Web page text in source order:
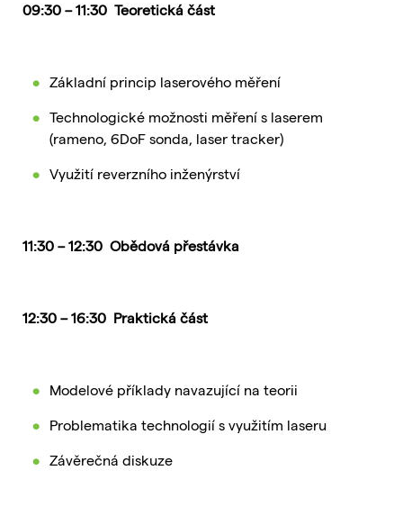
09:30 – 11:30 Teoretická část
Základní princip laserového měření
Technologické možnosti měření s laserem
(rameno, 6DoF sonda, laser tracker)
Využití reverzního inženýrství
11:30 – 12:30 Obědová přestávka
12:30 – 16:30 Praktická část
Modelové příklady navazující na teorii
Problematika technologií s využitím laseru
Závěrečná diskuze